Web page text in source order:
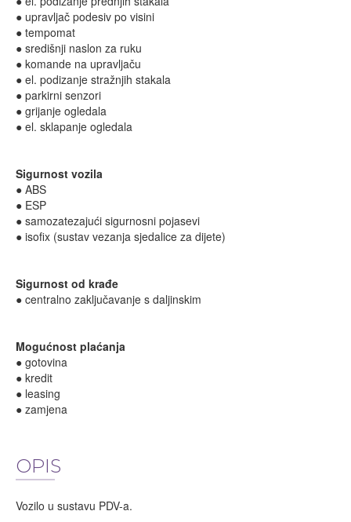
● upravljač podesiv po visini
● tempomat
● središnji naslon za ruku
● komande na upravljaču
● el. podizanje stražnjih stakala
● parkirni senzori
● grijanje ogledala
● el. sklapanje ogledala
Sigurnost vozila
● ABS
● ESP
● samozatezajući sigurnosni pojasevi
● isofix (sustav vezanja sjedalice za dijete)
Sigurnost od krađe
● centralno zaključavanje s daljinskim
Mogućnost plaćanja
● gotovina
● kredit
● leasing
● zamjena
OPIS
Vozilo u sustavu PDV-a.